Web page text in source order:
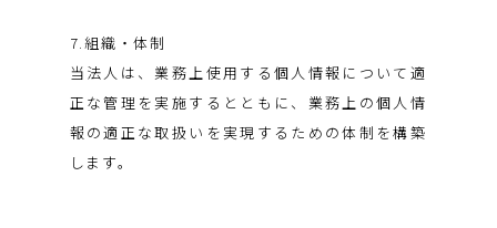
7.組織・体制
当法人は、業務上使用する個人情報について適
正な管理を実施するとともに、業務上の個人情
報の適正な取扱いを実現するための体制を構築
します。